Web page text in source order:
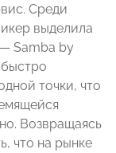
Среди
выделила
Samba by
точки, что
Возвращаясь
что на рынке